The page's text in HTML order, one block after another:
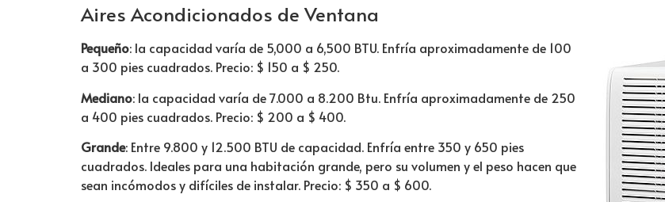
Aires Acondicionados de Ventana
Pequeño: la capacidad varía de 5,000 a 6,500 BTU. Enfría aproximadamente de 100
a 300 pies cuadrados. Precio: $ 150 a $ 250.
Mediano: la capacidad varía de 7.000 a 8.200 Btu. Enfría aproximadamente de 250
a 400 pies cuadrados. Precio: $ 200 a $ 400.
Grande: Entre 9.800 y 12.500 BTU de capacidad. Enfría entre 350 y 650 pies
cuadrados. Ideales para una habitación grande, pero su volumen y el peso hacen que
sean incómodos y difíciles de instalar. Precio: $ 350 a $ 600.